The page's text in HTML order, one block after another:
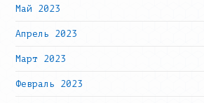
Май 2023
Апрель 2023
Март 2023
Февраль 2023